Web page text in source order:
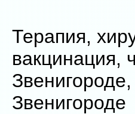
Терапия,
вакцинация,
Звенигороде